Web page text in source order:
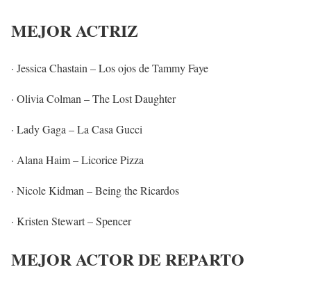
MEJOR ACTRIZ
· Jessica Chastain – Los ojos de Tammy Faye
· Olivia Colman – The Lost Daughter
· Lady Gaga – La Casa Gucci
· Alana Haim – Licorice Pizza
· Nicole Kidman – Being the Ricardos
· Kristen Stewart – Spencer
MEJOR ACTOR DE REPARTO